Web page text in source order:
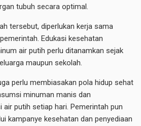
tubuh secara optimal.
tersebut, diperlukan kerja sama
Edukasi kesehatan
air putih perlu ditanamkan sejak
maupun sekolah.
perlu membiasakan pola hidup sehat
minuman manis dan
putih setiap hari. Pemerintah pun
kampanye kesehatan dan penyediaan